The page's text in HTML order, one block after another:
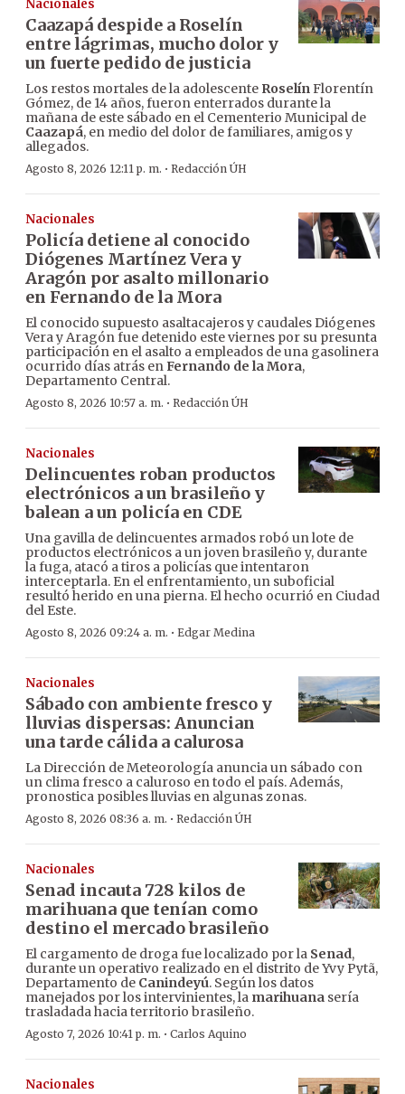
Nacionales
Caazapá despide a Roselín
entre lágrimas, mucho dolor y
un fuerte pedido de justicia
Los restos mortales de la adolescente RoselínFlorentín
Gómez, de 14 años, fueron enterrados durante la
mañana de este sábado en el Cementerio Municipal de
Caazapá, en medio del dolor de familiares, amigos y
allegados.
Agosto 8, 2026 12:11 p. m. · Redacción ÚH
Nacionales
Policía detiene al conocido
Diógenes Martínez Vera y
Aragón por asalto millonario
en Fernando de la Mora
El conocido supuesto asaltacajeros y caudales Diógenes
Vera y Aragón fue detenido este viernes por su presunta
participación en el asalto a empleados de una gasolinera
ocurrido días atrás enFernando de la Mora,
Departamento Central.
Agosto 8, 2026 10:57 a. m. · Redacción ÚH
Nacionales
Delincuentes roban productos
electrónicos a un brasileño y
balean a un policía en CDE
Una gavilla de delincuentes armados robó un lote de
productos electrónicos a un joven brasileño y, durante
la fuga, atacó a tiros a policías que intentaron
interceptarla. En el enfrentamiento, un suboficial
resultó herido en una pierna. El hecho ocurrió en Ciudad
del Este.
Agosto 8, 2026 09:24 a. m. · Edgar Medina
Nacionales
Sábado con ambiente fresco y
lluvias dispersas: Anuncian
una tarde cálida a calurosa
La Dirección de Meteorología anuncia un sábado con
un clima fresco a caluroso en todo el país. Además,
pronostica posibles lluvias en algunas zonas.
Agosto 8, 2026 08:36 a. m. · Redacción ÚH
Nacionales
Senad incauta 728 kilos de
marihuana que tenían como
destino el mercado brasileño
El cargamento de droga fue localizado por la Senad,
durante un operativo realizado en el distrito de Yvy Pytã,
Departamento de Canindeyú. Según los datos
manejados por los intervinientes, la marihuana sería
trasladada hacia territorio brasileño.
Agosto 7, 2026 10:41 p. m. · Carlos Aquino
Nacionales